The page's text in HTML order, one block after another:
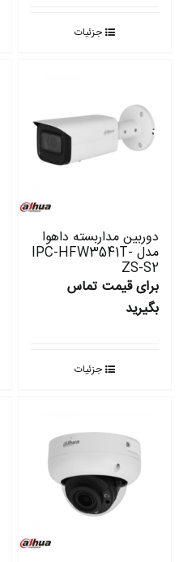
جزئیات
دوربین مداربسته داهوا
مدل IPC-HFW3541T-
ZS-S2
برای قیمت تماس
بگیرید
جزئیات